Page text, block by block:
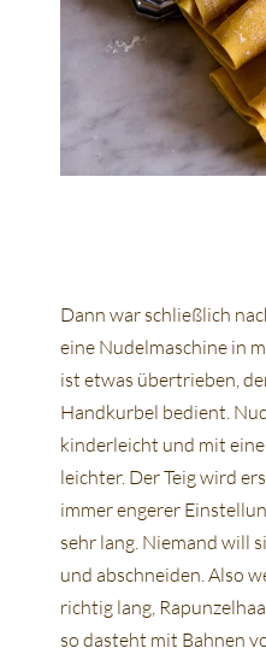
Dann war schließlich
eine Nudelmaschine in
ist etwas übertrieben,
Handkurbel bedient.
kinderleicht und mit
leichter. Der Teig wird
immer engerer
sehr lang. Niemand will
und abschneiden. Also
richtig lang,
so dasteht mit Bahnen